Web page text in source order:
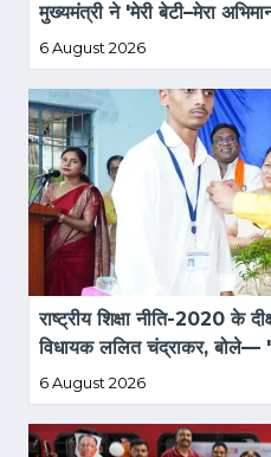
मुख्यमंत्री ने 'मेरी बेटी–मेरा
6 August 2026
राष्ट्रीय शिक्षा नीति-2020 के
विधायक ललित चंद्राकर, बोले—
वाला नहीं, नौकरी देने वाला बने"
6 August 2026